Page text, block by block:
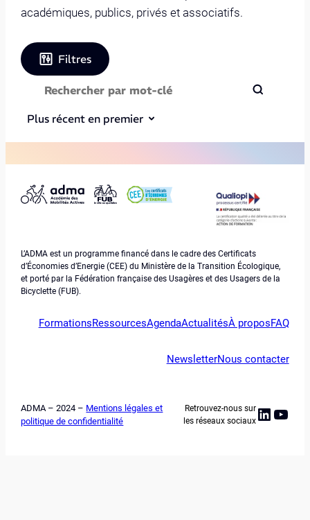
académiques, publics, privés et associatifs.
Filtres
Plus récent en premier
L’ADMA est un programme financé dans le cadre des Certificats
d’Économies d’Energie (CEE) du Ministère de la Transition Écologique,
et porté par la Fédération française des Usagères et des Usagers de la
Bicyclette (FUB).
FormationsRessourcesAgendaActualitésÀ proposFAQ
NewsletterNous contacter
ADMA – 2024 – Mentions légales et
politique de confidentialité
Retrouvez-nous sur
les réseaux sociaux